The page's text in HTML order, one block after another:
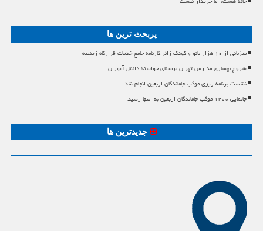
پربحث ترین ها
میزبانی از ۱۰ هزار بانو و کودک زائر کارنامه جامع خدمات قرارگاه زینبیه
شروع بهسازی مدارس تهران برمبنای خواسته دانش آموزان
نشست برنامه ریزی موکب جاماندگان اربعین انجام شد
جانمایی ۱۲۰۰ موکب جاماندگان اربعین به انتها رسید
جدیدترین ها